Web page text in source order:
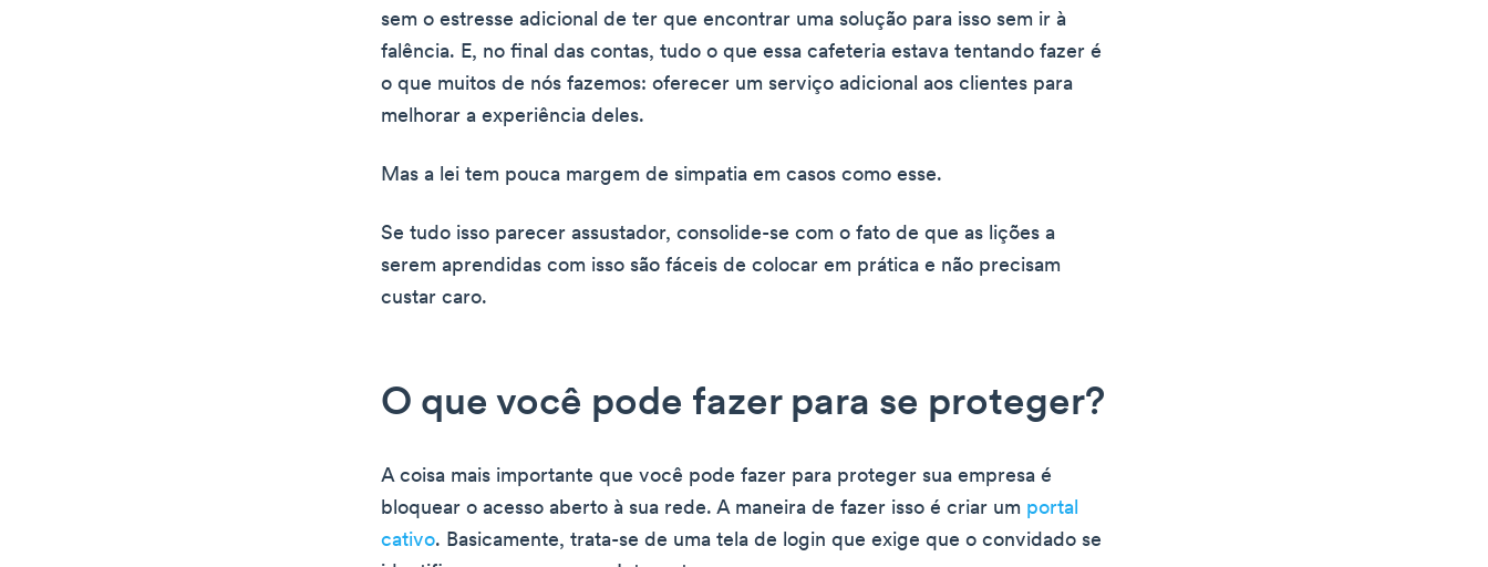
sem o estresse adicional de ter que encontrar uma solução para isso sem ir à
falência. E, no final das contas, tudo o que essa cafeteria estava tentando fazer é
o que muitos de nós fazemos: oferecer um serviço adicional aos clientes para
melhorar a experiência deles.
Mas a lei tem pouca margem de simpatia em casos como esse.
Se tudo isso parecer assustador, consolide-se com o fato de que as lições a
serem aprendidas com isso são fáceis de colocar em prática e não precisam
custar caro.
O que você pode fazer para se proteger?
A coisa mais importante que você pode fazer para proteger sua empresa é
bloquear o acesso aberto à sua rede. A maneira de fazer isso é criar um portal
cativo. Basicamente, trata-se de uma tela de login que exige que o convidado se